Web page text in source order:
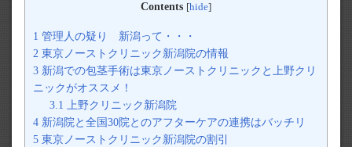
Contents [hide]
1 管理人の疑り 新潟って・・・
2 東京ノーストクリニック新潟院の情報
3 新潟での包茎手術は東京ノーストクリニックと上野クリ
ニックがオススメ！
3.1 上野クリニック新潟院
4 新潟院と全国30院とのアフターケアの連携はバッチリ
5 東京ノーストクリニック新潟院の割引